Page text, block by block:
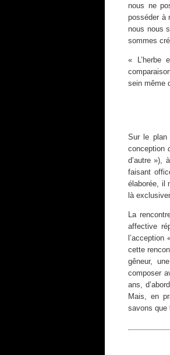
nous ne
posséder à
nous nous
sommes
« L’herbe
sein même
Sur le plan
conception
d’autre »),
faisant
élaborée, il
là
La
affective
cette
gêneur,
composer
ans,
Mais, en
savons que